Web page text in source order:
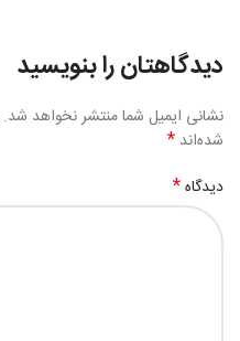
دیدگاهتان را بنویسید
نشانی ایمیل شما منتشر نخواهد شد.
شده‌اند *
دیدگاه*